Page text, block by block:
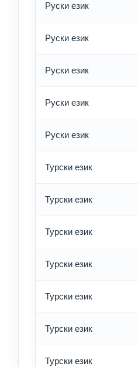
Руски език
Руски език
Руски език
Руски език
Руски език
Турски език
Турски език
Турски език
Турски език
Турски език
Турски език
Турски език